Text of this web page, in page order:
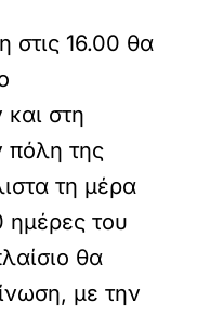
στις 16.00 θα
στη
πόλη της
τη μέρα
ημέρες του
θα
με την